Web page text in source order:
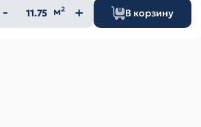
Количество
товара
м² В корзину